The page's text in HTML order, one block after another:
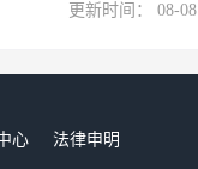
更新时间： 08-08
心
法律申明